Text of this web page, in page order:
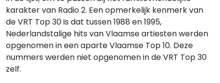
karakter van Radio 2. Een opmerkelijk kenmerk van
de VRT Top 30 is dat tussen 1988 en 1995,
Nederlandstalige hits van Vlaamse artiesten werden
opgenomen in een aparte Vlaamse Top 10. Deze
nummers werden niet opgenomen in de VRT Top 30
zelf.